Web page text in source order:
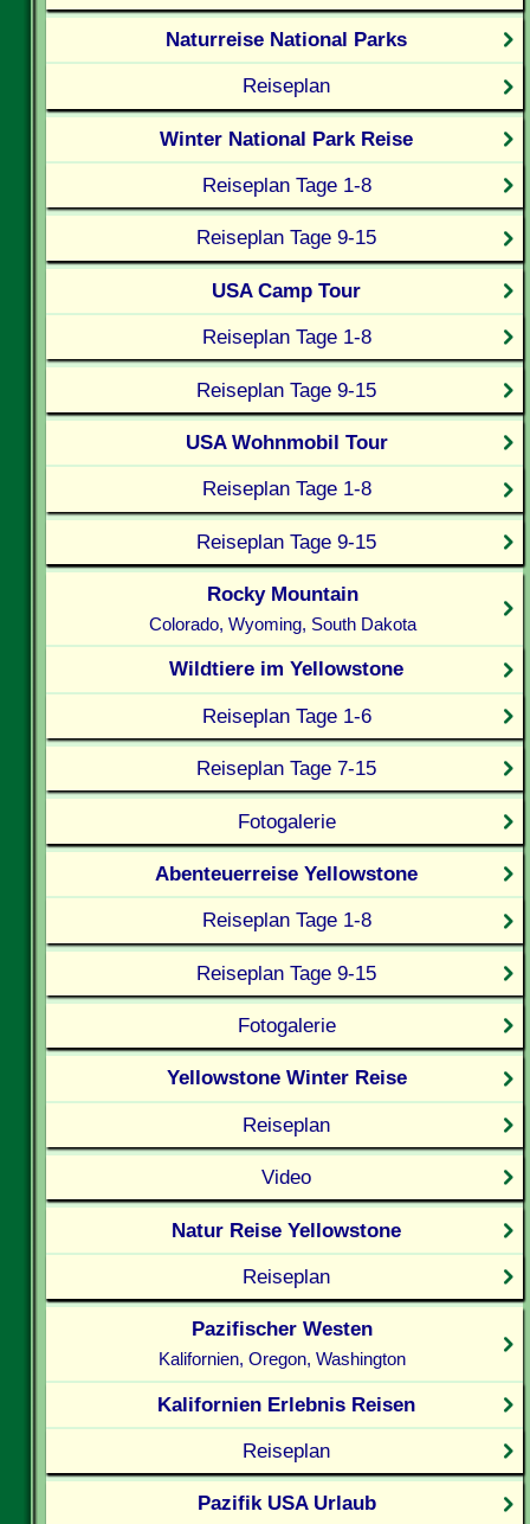
Naturreise National Parks
Reiseplan
Winter National Park Reise
Reiseplan Tage 1-8
Reiseplan Tage 9-15
USA Camp Tour
Reiseplan Tage 1-8
Reiseplan Tage 9-15
USA Wohnmobil Tour
Reiseplan Tage 1-8
Reiseplan Tage 9-15
Rocky Mountain
Colorado, Wyoming, South Dakota
Wildtiere im Yellowstone
Reiseplan Tage 1-6
Reiseplan Tage 7-15
Fotogalerie
Abenteuerreise Yellowstone
Reiseplan Tage 1-8
Reiseplan Tage 9-15
Fotogalerie
Yellowstone Winter Reise
Reiseplan
Video
Natur Reise Yellowstone
Reiseplan
Pazifischer Westen
Kalifornien, Oregon, Washington
Kalifornien Erlebnis Reisen
Reiseplan
Pazifik USA Urlaub